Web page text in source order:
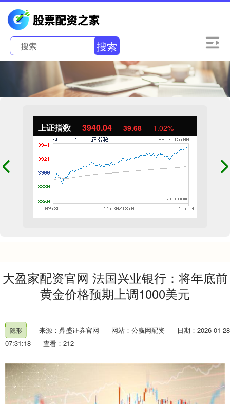
搜索
上证指数 3940.04 39.68 1.02%
大盈家配资官网 法国兴业银行：将年底前
黄金价格预期上调1000美元
隐形 来源：鼎盛证券官网 网站：公赢网配资
日期：2026-01-28
07:31:18
查看：212